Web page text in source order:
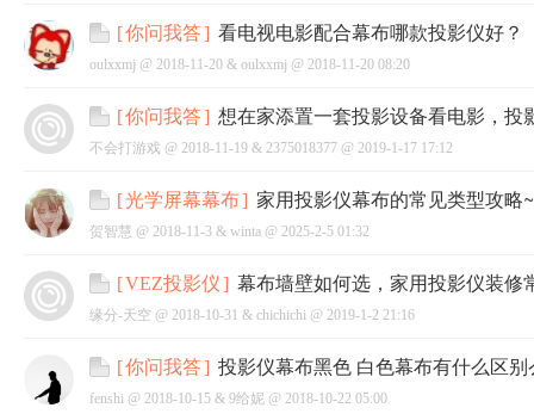
[你问我答] 看电视电影配合幕布哪款投影仪好？
oulxxmj @ 2018-11-20 & oulxxmj @ 2018-11-20 08:20
[你问我答] 想在家添置一套投影设备看电影，投
不会打游戏 @ 2018-11-19 & 2375018377 @ 2019-1-17 17:12
[光学屏幕幕布] 家用投影仪幕布的常见类型攻略
贺智慧 @ 2018-11-3 & winta @ 2025-2-5 01:32
[VEZ投影仪] 幕布墙壁如何选，家用投影仪装修
缘分-天空 @ 2018-10-31 & chichichi @ 2019-1-2 21:16
[你问我答] 投影仪幕布黑色 白色幕布有什么区别
fenshi @ 2018-10-15 & 9给妮 @ 2018-10-22 05:00